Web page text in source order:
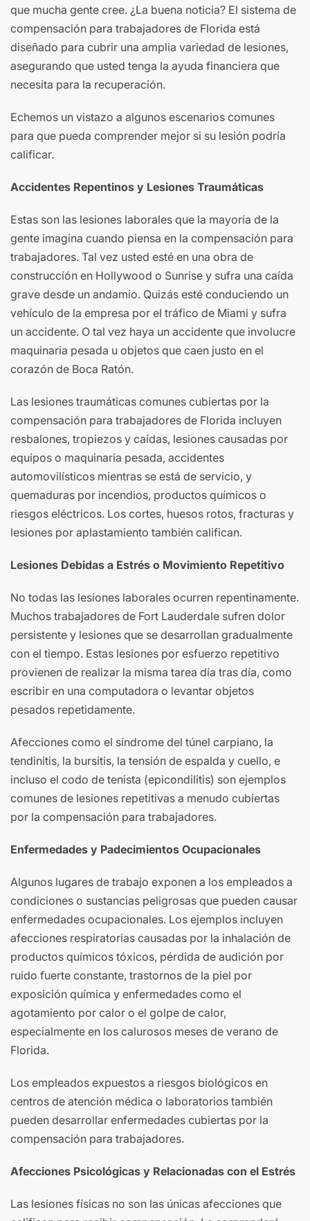
que mucha gente cree. ¿La buena noticia? El sistema de
compensación para trabajadores de Florida está
diseñado para cubrir una amplia variedad de lesiones,
asegurando que usted tenga la ayuda financiera que
necesita para la recuperación.
Echemos un vistazo a algunos escenarios comunes
para que pueda comprender mejor si su lesión podría
calificar.
Accidentes Repentinos y Lesiones Traumáticas
Estas son las lesiones laborales que la mayoría de la
gente imagina cuando piensa en la compensación para
trabajadores. Tal vez usted esté en una obra de
construcción en Hollywood o Sunrise y sufra una caída
grave desde un andamio. Quizás esté conduciendo un
vehículo de la empresa por el tráfico de Miami y sufra
un accidente. O tal vez haya un accidente que involucre
maquinaria pesada u objetos que caen justo en el
corazón de Boca Ratón.
Las lesiones traumáticas comunes cubiertas por la
compensación para trabajadores de Florida incluyen
resbalones, tropiezos y caídas, lesiones causadas por
equipos o maquinaria pesada, accidentes
automovilísticos mientras se está de servicio, y
quemaduras por incendios, productos químicos o
riesgos eléctricos. Los cortes, huesos rotos, fracturas y
lesiones por aplastamiento también califican.
Lesiones Debidas a Estrés o Movimiento Repetitivo
No todas las lesiones laborales ocurren repentinamente.
Muchos trabajadores de Fort Lauderdale sufren dolor
persistente y lesiones que se desarrollan gradualmente
con el tiempo. Estas lesiones por esfuerzo repetitivo
provienen de realizar la misma tarea día tras día, como
escribir en una computadora o levantar objetos
pesados repetidamente.
Afecciones como el síndrome del túnel carpiano, la
tendinitis, la bursitis, la tensión de espalda y cuello, e
incluso el codo de tenista (epicondilitis) son ejemplos
comunes de lesiones repetitivas a menudo cubiertas
por la compensación para trabajadores.
Enfermedades y Padecimientos Ocupacionales
Algunos lugares de trabajo exponen a los empleados a
condiciones o sustancias peligrosas que pueden causar
enfermedades ocupacionales. Los ejemplos incluyen
afecciones respiratorias causadas por la inhalación de
productos químicos tóxicos, pérdida de audición por
ruido fuerte constante, trastornos de la piel por
exposición química y enfermedades como el
agotamiento por calor o el golpe de calor,
especialmente en los calurosos meses de verano de
Florida.
Los empleados expuestos a riesgos biológicos en
centros de atención médica o laboratorios también
pueden desarrollar enfermedades cubiertas por la
compensación para trabajadores.
Afecciones Psicológicas y Relacionadas con el Estrés
Las lesiones físicas no son las únicas afecciones que